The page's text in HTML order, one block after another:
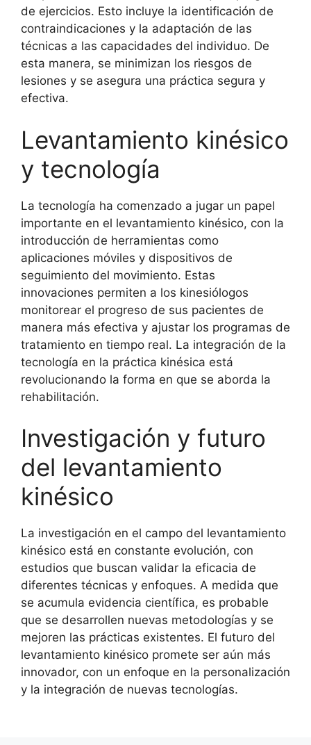
de ejercicios. Esto incluye la identificación de
contraindicaciones y la adaptación de las
técnicas a las capacidades del individuo. De
esta manera, se minimizan los riesgos de
lesiones y se asegura una práctica segura y
efectiva.
Levantamiento kinésico
y tecnología
La tecnología ha comenzado a jugar un papel
importante en el levantamiento kinésico, con la
introducción de herramientas como
aplicaciones móviles y dispositivos de
seguimiento del movimiento. Estas
innovaciones permiten a los kinesiólogos
monitorear el progreso de sus pacientes de
manera más efectiva y ajustar los programas de
tratamiento en tiempo real. La integración de la
tecnología en la práctica kinésica está
revolucionando la forma en que se aborda la
rehabilitación.
Investigación y futuro
del levantamiento
kinésico
La investigación en el campo del levantamiento
kinésico está en constante evolución, con
estudios que buscan validar la eficacia de
diferentes técnicas y enfoques. A medida que
se acumula evidencia científica, es probable
que se desarrollen nuevas metodologías y se
mejoren las prácticas existentes. El futuro del
levantamiento kinésico promete ser aún más
innovador, con un enfoque en la personalización
y la integración de nuevas tecnologías.